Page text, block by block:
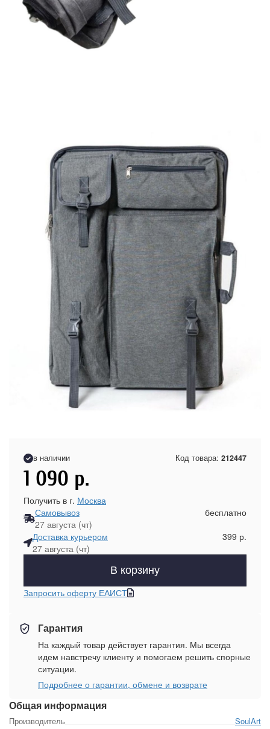
Общая информация
Производитель
SoulArt
в наличии Код товара: 212447
1 090 р.
Получить в г. Москва
Самовывоз
27 августа (чт)
бесплатно
Доставка курьером
27 августа (чт)
399 р.
В корзину
Запросить оферту ЕАИСТ
Гарантия
На каждый товар действует гарантия. Мы всегда
идем навстречу клиенту и помогаем решить спорные
ситуации.
Подробнее о гарантии, обмене и возврате